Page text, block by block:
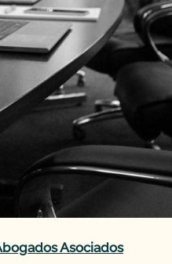
Asociados